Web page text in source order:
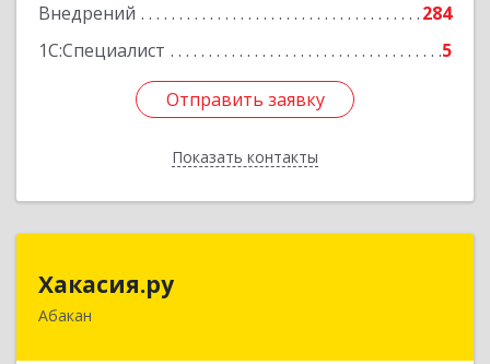
Внедрений
284
1С:Специалист
5
Отправить заявку
Показать контакты
Подробнее
Отправить заявку
Назад
Хакасия.ру
Абакан
655017, Хакасия Респ, Абакан г, Вяткина ул, дом